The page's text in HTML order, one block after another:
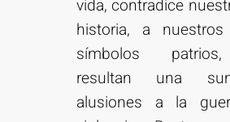
vida, contradice
historia, a
símbolos
resultan una
alusiones a la